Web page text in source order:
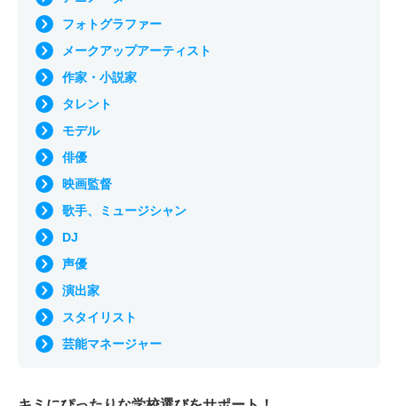
フォトグラファー
メークアップアーティスト
作家・小説家
タレント
モデル
俳優
映画監督
歌手、ミュージシャン
DJ
声優
演出家
スタイリスト
芸能マネージャー